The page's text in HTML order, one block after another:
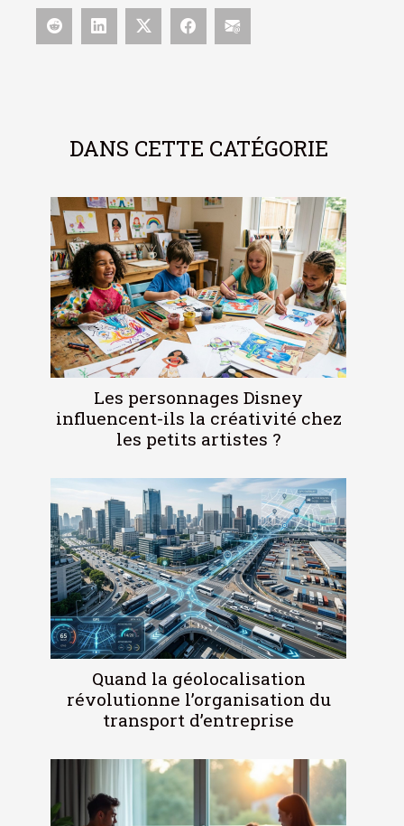
DANS CETTE CATÉGORIE
Les personnages Disney
influencent-ils la créativité chez
les petits artistes ?
Quand la géolocalisation
révolutionne l’organisation du
transport d’entreprise